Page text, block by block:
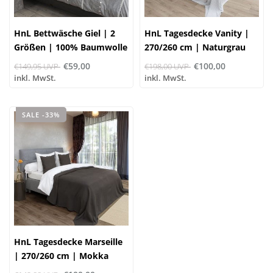
HnL Bettwäsche Giel | 2
Größen | 100% Baumwolle
€149,95 UVP €59,00
inkl. MwSt.
HnL Tagesdecke Vanity |
270/260 cm | Naturgrau
€198,00 UVP €100,00
inkl. MwSt.
SALE -33%
HnL Tagesdecke Marseille
| 270/260 cm | Mokka